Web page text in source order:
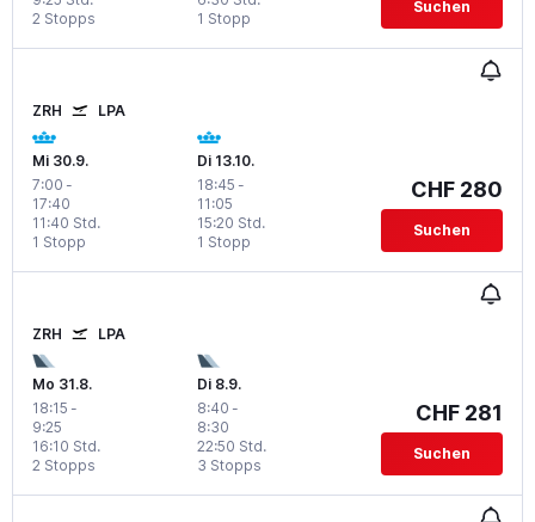
2 Stopps
1 Stopp
Suchen
ZRH LPA
Mi 30.9.
7:00 -
17:40
1 Stopp
11:40 Std.
Di 13.10.
18:45 -
11:05
1 Stopp
15:20 Std.
CHF 280
Suchen
ZRH LPA
Mo 31.8.
18:15 -
9:25
2 Stopps
16:10 Std.
Di 8.9.
8:40 -
8:30
3 Stopps
22:50 Std.
CHF 281
Suchen